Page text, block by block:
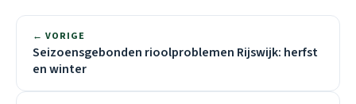
← VORIGE
Seizoensgebonden rioolproblemen Rijswijk: herfst
en winter